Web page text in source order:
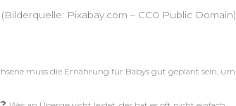
(Bilderquelle: Pixabay.com – CC0 Public Domain)
muss die Ernährung für Babys gut geplant sein, um